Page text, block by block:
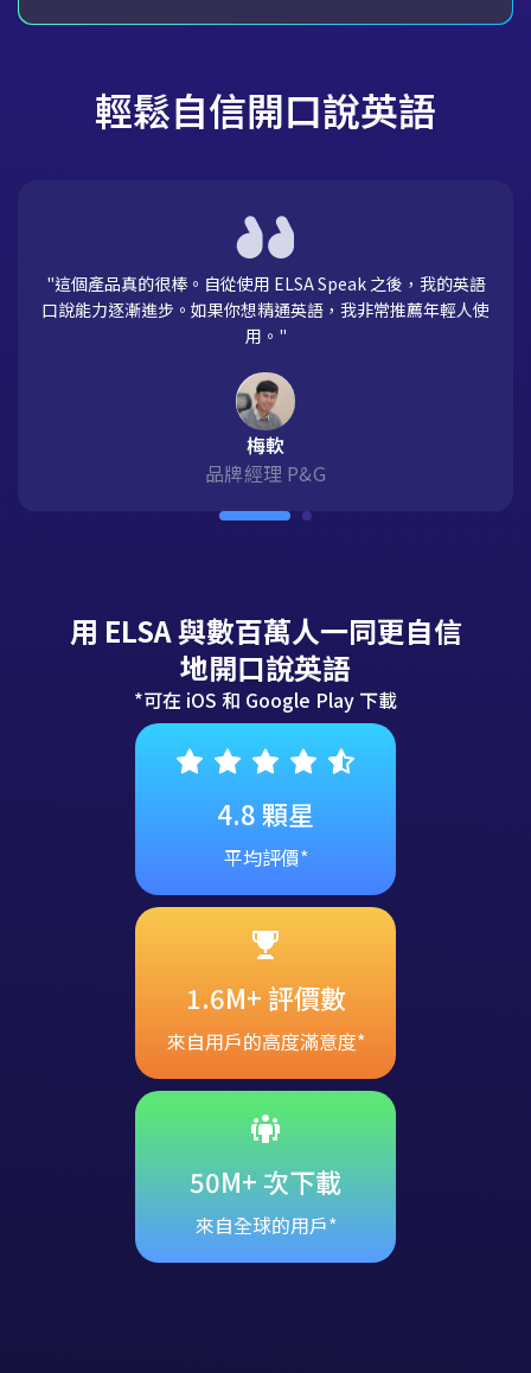
輕鬆自信開口說英語
"ELSA 幫助我們發現並糾正英語口說中的錯誤。對於提升英
語會話能力來說，ELSA 真的是非常出色的工具，適合從初級
到高級各種程度的學習者。"
英陳
Google Play Store
用 ELSA 與數百萬人一同更自信
地開口說英語
*可在 iOS 和 Google Play 下載
4.8 顆星
平均評價*
1.6M+ 評價數
來自用戶的高度滿意度*
50M+ 次下載
來自全球的用戶*